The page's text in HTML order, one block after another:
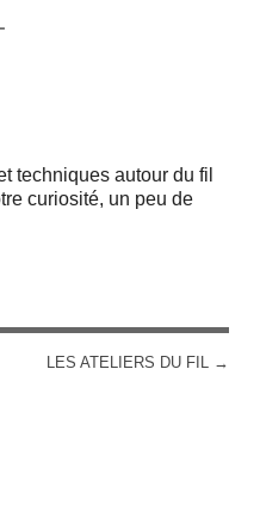
techniques autour du fil
curiosité, un peu de
LES ATELIERS DU FIL →